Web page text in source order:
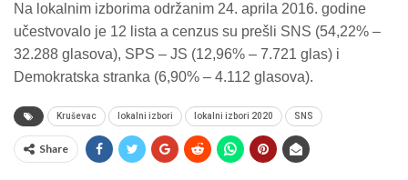
Na lokalnim izborima održanim 24. aprila 2016. godine
učestvovalo je 12 lista a cenzus su prešli SNS (54,22% –
32.288 glasova), SPS – JS (12,96% – 7.721 glas) i
Demokratska stranka (6,90% – 4.112 glasova).
Kruševac lokalni izbori lokalni izbori 2020 SNS
Share